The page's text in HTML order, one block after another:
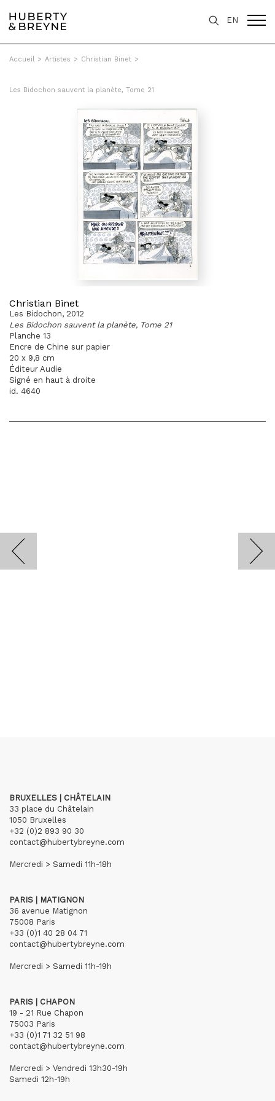
EN
Accueil > Artistes > Christian Binet >
Les Bidochon sauvent la planète, Tome 21
Christian Binet
Les Bidochon, 2012
Les Bidochon sauvent la planète, Tome 21
Planche 13
Encre de Chine sur papier
20 x 9,8 cm
Éditeur Audie
Signé en haut à droite
id. 4640
BRUXELLES | CHÂTELAIN
33 place du Châtelain
1050 Bruxelles
+32 (0)2 893 90 30
contact@hubertybreyne.com
Mercredi > Samedi 11h-18h
PARIS | MATIGNON
36 avenue Matignon
75008 Paris
+33 (0)1 40 28 04 71
contact@hubertybreyne.com
Mercredi > Samedi 11h-19h
PARIS | CHAPON
19 - 21 Rue Chapon
75003 Paris
+33 (0)1 71 32 51 98
contact@hubertybreyne.com
Mercredi > Vendredi 13h30-19h
Samedi 12h-19h